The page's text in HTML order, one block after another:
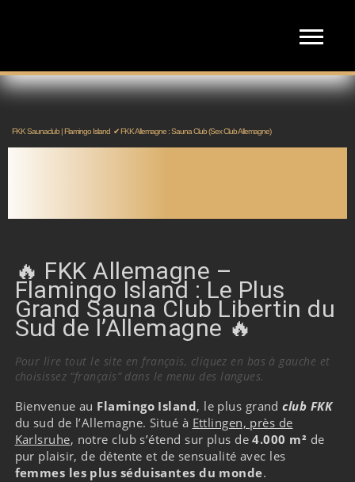
FKK Saunaclub | Flamingo Island ✔ FKK Allemagne : Sauna Club (Sex Club Allemagne)
🔥 FKK Allemagne –
Flamingo Island : Le Plus
Grand Sauna Club Libertin du
Sud de l’Allemagne 🔥
Pour lire tout le site en français, cliquez en bas à gauche et
choisissez “français” dans le menu des langues.
Bienvenue au Flamingo Island, le plus grandclub FKK
du sud de l’Allemagne. Situé à Ettlingen, près de
Karlsruhe, notre club s’étend sur plus de4.000 m² de
pur plaisir, de détente et de sensualité avec les
femmes les plus séduisantes du monde.